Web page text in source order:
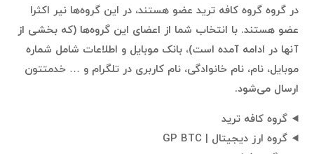
در گروه گروه کافه ترید عضو هستند، در این گروه‌ها نیر اکثرا
عضو هستند. با انتخاب شما از اعضای این گروه‌ها (که بخشی از
آنها در ادامه آمده است)، بانک موبایل و اطلاعات شامل شماره
موبایل، نام، نام خانوادگی، نام کاربری در تلگرام و … خدمتتون
ارسال می‌شود.
گروه کافه ترید
گروه ارز دیجیتال | GP BTC